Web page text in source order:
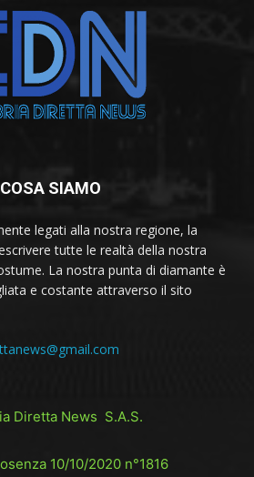
COSA SIAMO
legati alla nostra regione, la
tutte le realtà della nostra
La nostra punta di diamante è
e costante attraverso il sito
Diretta News S.A.S.
10/10/2020 n°1816